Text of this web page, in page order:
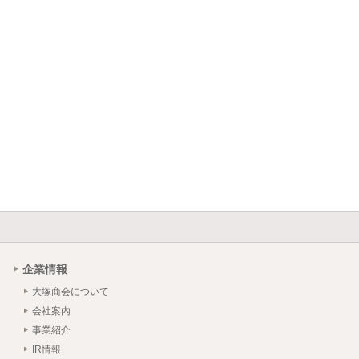
企業情報
大塚商会について
会社案内
事業紹介
IR情報